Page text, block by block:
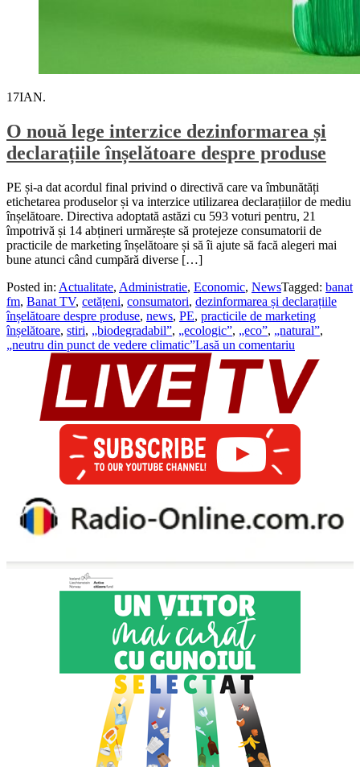
17IAN.
O nouă lege interzice dezinformarea și
declarațiile înșelătoare despre produse
PE și-a dat acordul final privind o directivă care va îmbunătăți
etichetarea produselor și va interzice utilizarea declarațiilor de mediu
înșelătoare. Directiva adoptată astăzi cu 593 voturi pentru, 21
împotrivă și 14 abțineri urmărește să protejeze consumatorii de
practicile de marketing înșelătoare și să îi ajute să facă alegeri mai
bune atunci când cumpără diverse […]
Posted in: Actualitate, Administratie, Economic, NewsTagged: banat
fm, Banat TV, cetățeni, consumatori, dezinformarea și declarațiile
înșelătoare despre produse, news, PE, practicile de marketing
înșelătoare, stiri, „biodegradabil”, „ecologic”, „eco”, „natural”,
„neutru din punct de vedere climatic”Lasă un comentariu